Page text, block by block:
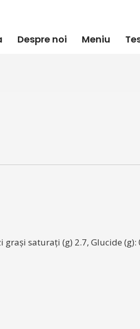
Despre noi Meniu
grași saturați (g) 2.7, Glucide